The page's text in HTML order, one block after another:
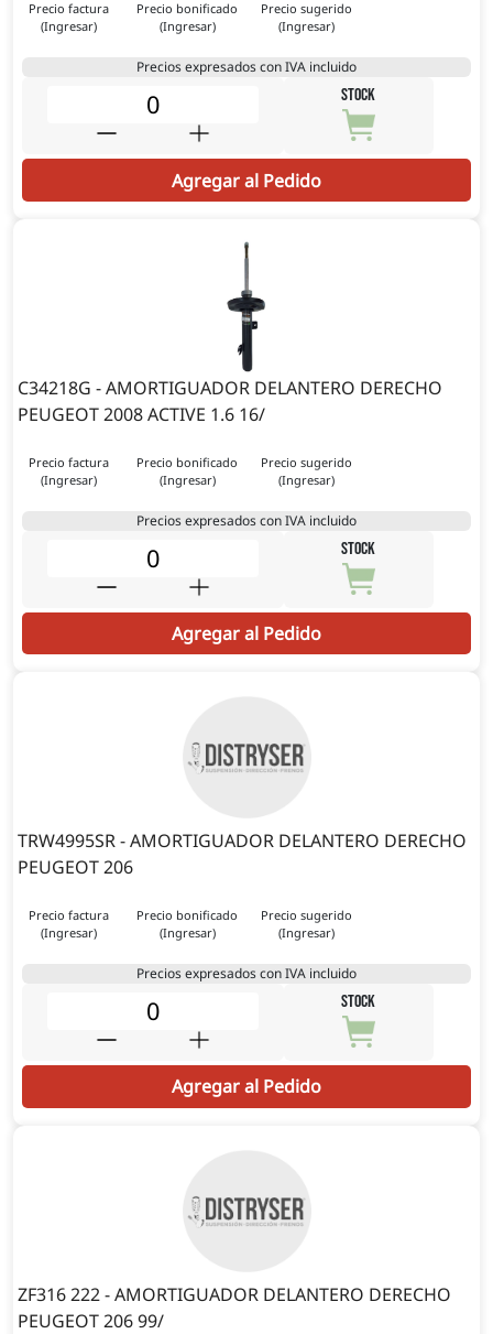
Precio factura
(Ingresar)
Precio bonificado
(Ingresar)
Precio sugerido
(Ingresar)
Precios expresados con IVA incluido
STOCK
Agregar al Pedido
C34218G - AMORTIGUADOR DELANTERO DERECHO
PEUGEOT 2008 ACTIVE 1.6 16/
Precio factura
(Ingresar)
Precio bonificado
(Ingresar)
Precio sugerido
(Ingresar)
Precios expresados con IVA incluido
STOCK
Agregar al Pedido
TRW4995SR - AMORTIGUADOR DELANTERO DERECHO
PEUGEOT 206
Precio factura
(Ingresar)
Precio bonificado
(Ingresar)
Precio sugerido
(Ingresar)
Precios expresados con IVA incluido
STOCK
Agregar al Pedido
ZF316 222 - AMORTIGUADOR DELANTERO DERECHO
PEUGEOT 206 99/